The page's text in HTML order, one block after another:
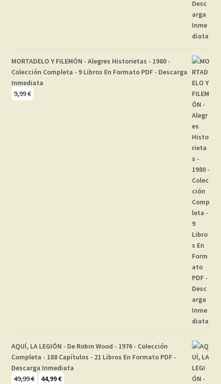
MORTADELO Y FILEMÓN - Alegres Historietas - 1980 -
Colección Completa - 9 Libros En Formato PDF - Descarga
Inmediata
9,99€
AQUÍ, LA LEGIÓN - De Robin Wood - 1976 - Colección
Completa - 188 Capítulos - 21 Libros En Formato PDF -
Descarga Inmediata
49,99€
El44,99€